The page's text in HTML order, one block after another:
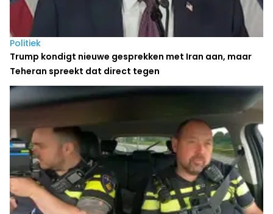
Politiek
Trump kondigt nieuwe gesprekken met Iran aan, maar
Teheran spreekt dat direct tegen